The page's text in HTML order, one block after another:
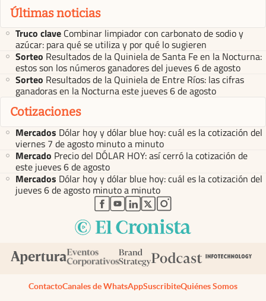
Últimas noticias
Truco clave Combinar limpiador con carbonato de sodio y
azúcar: para qué se utiliza y por qué lo sugieren
Sorteo Resultados de la Quiniela de Santa Fe en la Nocturna:
estos son los números ganadores del jueves 6 de agosto
Sorteo Resultados de la Quiniela de Entre Ríos: las cifras
ganadoras en la Nocturna este jueves 6 de agosto
Cotizaciones
Mercados Dólar hoy y dólar blue hoy: cuál es la cotización del
viernes 7 de agosto minuto a minuto
Mercado Precio del DÓLAR HOY: así cerró la cotización de
este jueves 6 de agosto
Mercados Dólar hoy y dólar blue hoy: cuál es la cotización del
jueves 6 de agosto minuto a minuto
abre en nueva pestaña
abre en nueva pestaña
abre en nueva pestaña
abre en nueva pestaña
abre en nueva pestaña
ContactoCanales de WhatsAppSuscribiteQuiénes Somos